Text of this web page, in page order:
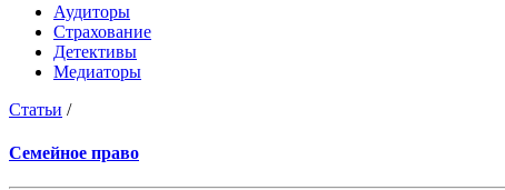
Аудиторы
Страхование
Детективы
Медиаторы
Статьи /
Семейное право